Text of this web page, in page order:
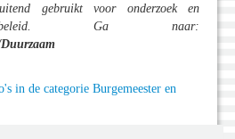
gebruikt voor onderzoek en
beleid. Ga naar:
in de categorie Burgemeester en